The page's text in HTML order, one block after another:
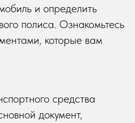
и определить
полиса. Ознакомьтесь
которые вам
средства
документ,